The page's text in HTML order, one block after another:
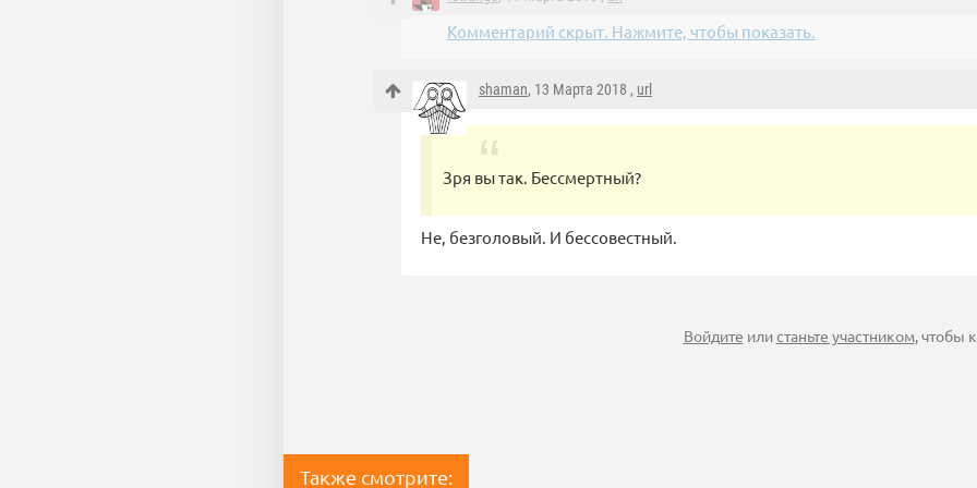
Комментарий скрыт. Нажмите, чтобы показать.
shaman, 13 Марта 2018 , url
Зря вы так. Бессмертный?
Не, безголовый. И бессовестный.
Войдите илистаньте участником, чтобы
Также смотрите: